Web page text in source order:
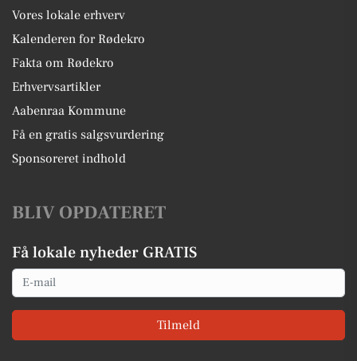
Vores lokale erhverv
Kalenderen for Rødekro
Fakta om Rødekro
Erhvervsartikler
Aabenraa Kommune
Få en gratis salgsvurdering
Sponsoreret indhold
BLIV OPDATERET
Få lokale nyheder GRATIS
Email
Tilmeld